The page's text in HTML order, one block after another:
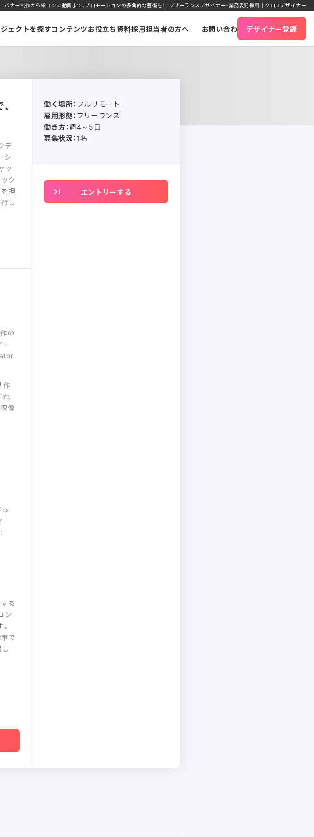
ナー制作から絵コンテ動画まで、プロモーションの多角的な芸術を！ | フリーランスデザイナー・業務委託採用｜クロスデザイナー
ェクトを探すコンテンツお役立ち資料採用担当者の方へ お問い合わせ デザイナー登録
デ
シ
ッ
ク
担
し
の
ー
作
れ
像
⇒
る
ン
で
働く場所： フルリモート
雇用形態： フリーランス
働き方：週4～5日
募集状況： 1名
エントリーする